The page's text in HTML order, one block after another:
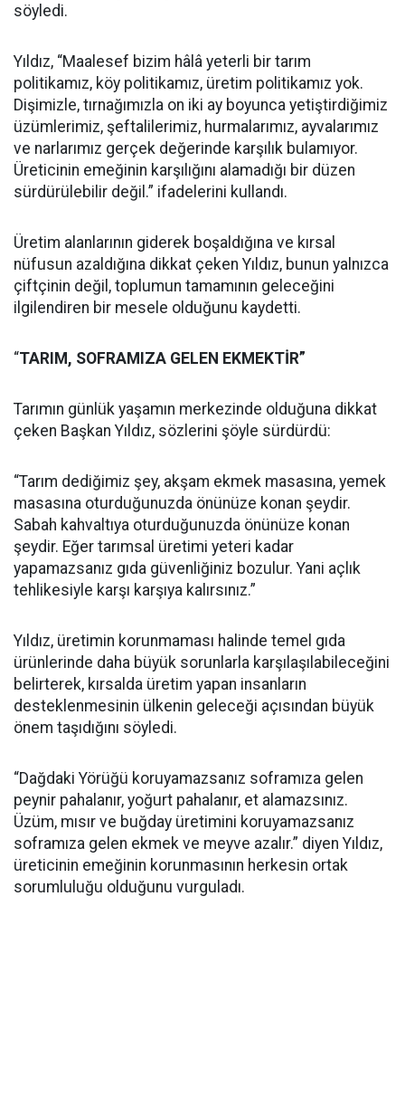
söyledi.
Yıldız, “Maalesef bizim hâlâ yeterli bir tarım
politikamız, köy politikamız, üretim politikamız yok.
Dişimizle, tırnağımızla on iki ay boyunca yetiştirdiğimiz
üzümlerimiz, şeftalilerimiz, hurmalarımız, ayvalarımız
ve narlarımız gerçek değerinde karşılık bulamıyor.
Üreticinin emeğinin karşılığını alamadığı bir düzen
sürdürülebilir değil.” ifadelerini kullandı.
Üretim alanlarının giderek boşaldığına ve kırsal
nüfusun azaldığına dikkat çeken Yıldız, bunun yalnızca
çiftçinin değil, toplumun tamamının geleceğini
ilgilendiren bir mesele olduğunu kaydetti.
“TARIM, SOFRAMIZA GELEN EKMEKTİR”
Tarımın günlük yaşamın merkezinde olduğuna dikkat
çeken Başkan Yıldız, sözlerini şöyle sürdürdü:
“Tarım dediğimiz şey, akşam ekmek masasına, yemek
masasına oturduğunuzda önünüze konan şeydir.
Sabah kahvaltıya oturduğunuzda önünüze konan
şeydir. Eğer tarımsal üretimi yeteri kadar
yapamazsanız gıda güvenliğiniz bozulur. Yani açlık
tehlikesiyle karşı karşıya kalırsınız.”
Yıldız, üretimin korunmaması halinde temel gıda
ürünlerinde daha büyük sorunlarla karşılaşılabileceğini
belirterek, kırsalda üretim yapan insanların
desteklenmesinin ülkenin geleceği açısından büyük
önem taşıdığını söyledi.
“Dağdaki Yörüğü koruyamazsanız soframıza gelen
peynir pahalanır, yoğurt pahalanır, et alamazsınız.
Üzüm, mısır ve buğday üretimini koruyamazsanız
soframıza gelen ekmek ve meyve azalır.” diyen Yıldız,
üreticinin emeğinin korunmasının herkesin ortak
sorumluluğu olduğunu vurguladı.